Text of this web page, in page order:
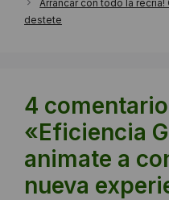
Arrancar con todo la
destete
4
«Eficiencia
animate a
nueva